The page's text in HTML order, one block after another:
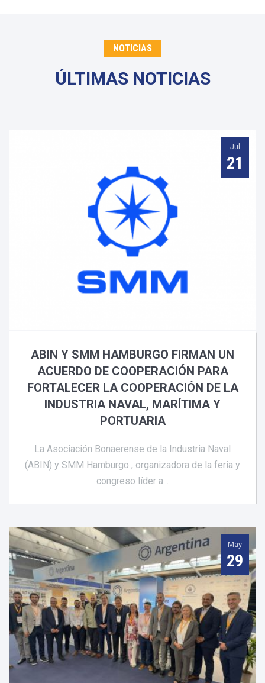
NOTICIAS
ÚLTIMAS NOTICIAS
Jul
21
ABIN Y SMM HAMBURGO FIRMAN UN
ACUERDO DE COOPERACIÓN PARA
FORTALECER LA COOPERACIÓN DE LA
INDUSTRIA NAVAL, MARÍTIMA Y
PORTUARIA
La Asociación Bonaerense de la Industria Naval
(ABIN) y SMM Hamburgo , organizadora de la feria y
congreso líder a...
May
29